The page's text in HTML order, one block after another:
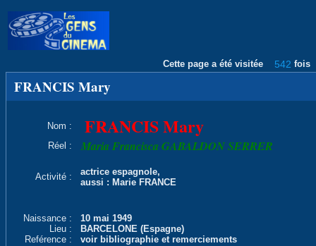
Cette page a été visitée 542 fois
FRANCIS Mary
Nom : FRANCIS Mary
Réel : Maria Francisca GABALDON SERRER
Activité :
actrice espagnole,
aussi : Marie FRANCE
Naissance :
10 mai 1949
Lieu :
BARCELONE (Espagne)
Reférence :
voir bibliographie et remerciements